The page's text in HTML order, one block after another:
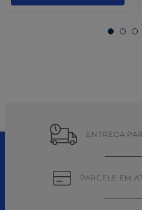
ENTREGA
PARCELE EM